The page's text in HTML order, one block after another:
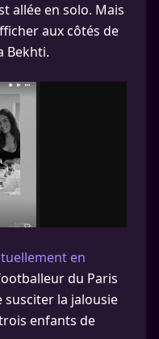
allée en solo. Mais
aux côtés de
Bekhti.
en
du Paris
la jalousie
enfants de